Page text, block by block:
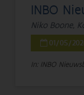
INBO
Niko Boone,
01/05/
In: INBO